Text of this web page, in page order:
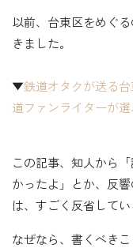
以前、台東区をめぐ
きました。
▼鉄道オタクが送る
道ファンライターが
この記事、知人から
かったよ」とか、反
は、すごく反省してい
なぜなら、書くべき